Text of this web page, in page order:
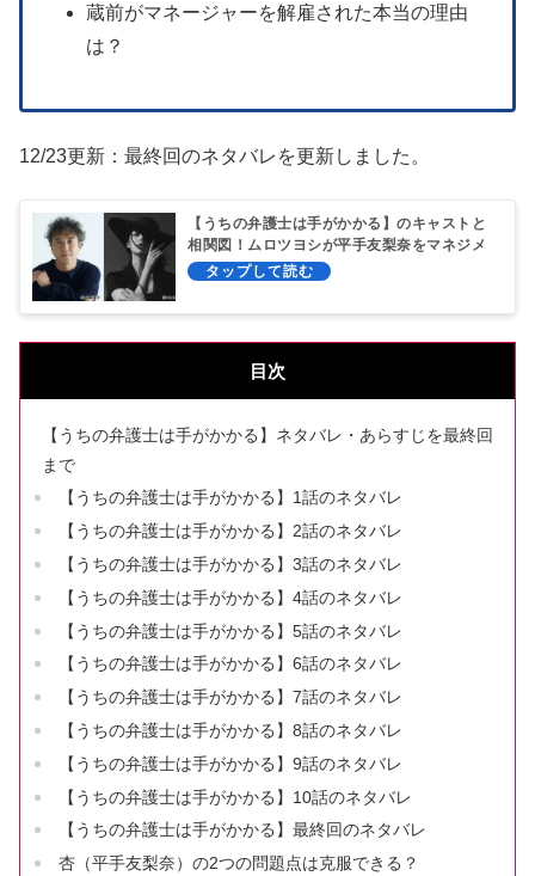
蔵前がマネージャーを解雇された本当の理由
は？
12/23更新：最終回のネタバレを更新しました。
【うちの弁護士は手がかかる】のキャストと
相関図！ムロツヨシが平手友梨奈をマネジメ
ント！
目次
【うちの弁護士は手がかかる】ネタバレ・あらすじを最終回
まで
【うちの弁護士は手がかかる】1話のネタバレ
【うちの弁護士は手がかかる】2話のネタバレ
【うちの弁護士は手がかかる】3話のネタバレ
【うちの弁護士は手がかかる】4話のネタバレ
【うちの弁護士は手がかかる】5話のネタバレ
【うちの弁護士は手がかかる】6話のネタバレ
【うちの弁護士は手がかかる】7話のネタバレ
【うちの弁護士は手がかかる】8話のネタバレ
【うちの弁護士は手がかかる】9話のネタバレ
【うちの弁護士は手がかかる】10話のネタバレ
【うちの弁護士は手がかかる】最終回のネタバレ
杏（平手友梨奈）の2つの問題点は克服できる？